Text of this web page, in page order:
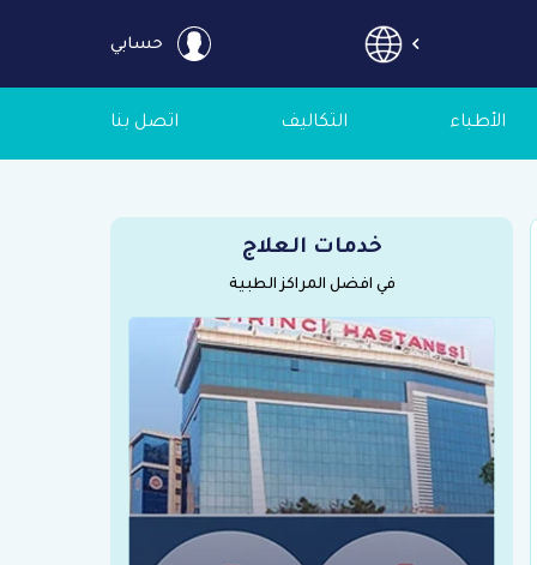
حسابي
الأطباء التكاليف اتصل بنا
خدمات العلاج
في افضل المراكز الطبية